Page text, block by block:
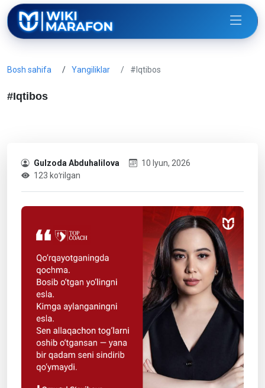
Bosh sahifa Yangiliklar #Iqtibos
#Iqtibos
Gulzoda Abduhalilova
10 Iyun, 2026
123 koʻrilgan